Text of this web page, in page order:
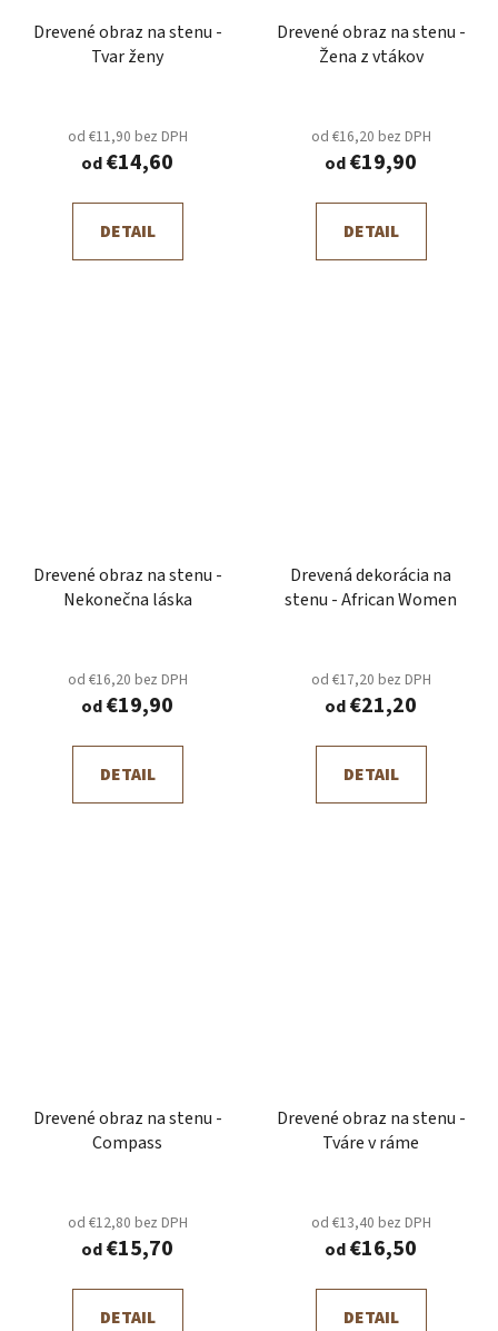
Drevené obraz na stenu -
Tvar ženy
od €11,90 bez DPH
od€14,60
DETAIL
Drevené obraz na stenu -
Žena z vtákov
od €16,20 bez DPH
od€19,90
DETAIL
Drevené obraz na stenu -
Nekonečna láska
od €16,20 bez DPH
od€19,90
DETAIL
Drevená dekorácia na
stenu - African Women
od €17,20 bez DPH
od€21,20
DETAIL
Drevené obraz na stenu -
Compass
od €12,80 bez DPH
od€15,70
DETAIL
Drevené obraz na stenu -
Tváre v ráme
od €13,40 bez DPH
od€16,50
DETAIL